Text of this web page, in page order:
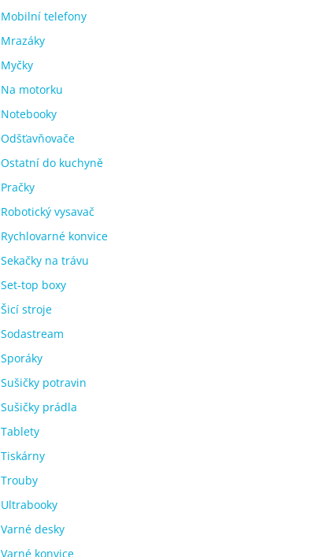
Mobilní telefony
Mrazáky
Myčky
Na motorku
Notebooky
Odšťavňovače
Ostatní do kuchyně
Pračky
Robotický vysavač
Rychlovarné konvice
Sekačky na trávu
Set-top boxy
Šicí stroje
Sodastream
Sporáky
Sušičky potravin
Sušičky prádla
Tablety
Tiskárny
Trouby
Ultrabooky
Varné desky
Varné konvice